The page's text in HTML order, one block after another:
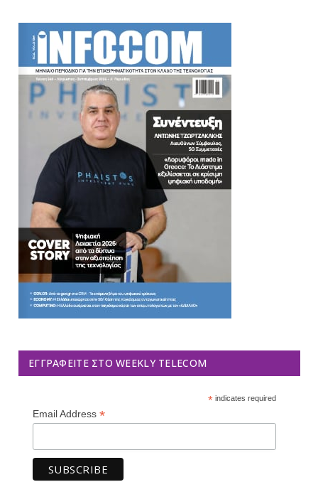
ΕΓΓΡΑΦΕΊΤΕ ΣΤΟ WEEKLY TELECOM
*indicates required
Email Address *